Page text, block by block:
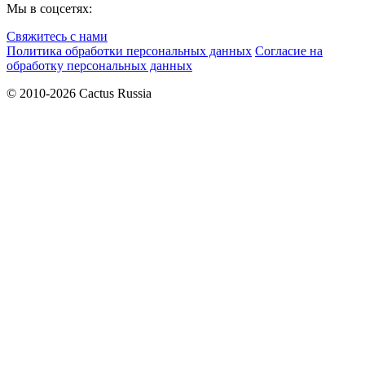
Мы в соцсетях:
Свяжитесь с нами
Политика обработки персональных данных Согласие на
обработку персональных данных
© 2010-2026 Cactus Russia